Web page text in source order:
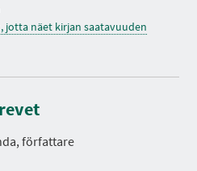
jotta näet kirjan saatavuuden
författare